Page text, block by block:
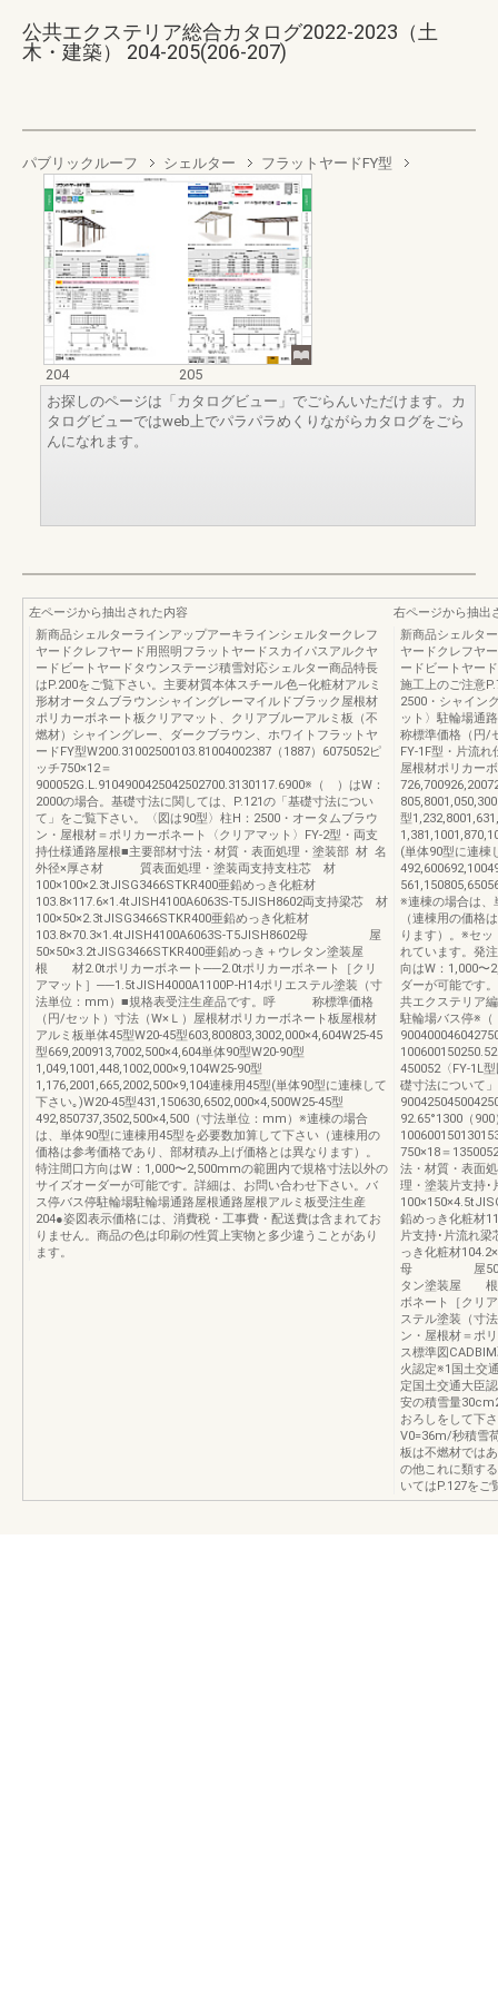
公共エクステリア総合カタログ2022-2023（土
木・建築） 204-205(206-207)
パブリックルーフ シェルター フラットヤードFY型
204
205
お探しのページは「カタログビュー」でごらんいただけます。カ
タログビューではweb上でパラパラめくりながらカタログをごら
んになれます。
左ページから抽出された内容
新商品シェルターラインアップアーキラインシェルタークレフ
ヤードクレフヤード用照明フラットヤードスカイパスアルクヤ
ードビートヤードタウンステージ積雪対応シェルター商品特長
はP.200をご覧下さい。主要材質本体スチール色―化粧材アルミ
形材オータムブラウンシャイングレーマイルドブラック屋根材
ポリカーボネート板クリアマット、クリアブルーアルミ板（不
燃材）シャイングレー、ダークブラウン、ホワイトフラットヤ
ードFY型W200.31002500103.81004002387（1887）6075052ピ
ッチ750×12＝
900052G.L.9104900425042502700.3130117.6900※（ ）はW：
2000の場合。基礎寸法に関しては、P.121の「基礎寸法につい
て」をご覧下さい。〈図は90型〉柱H：2500・オータムブラウ
ン・屋根材＝ポリカーボネート〈クリアマット〉FY-2型・両支
持仕様通路屋根■主要部材寸法・材質・表面処理・塗装部 材 名
外径×厚さ材 質表面処理・塗装両支持支柱芯 材
100×100×2.3tJISG3466STKR400亜鉛めっき化粧材
103.8×117.6×1.4tJISH4100A6063S-T5JISH8602両支持梁芯 材
100×50×2.3tJISG3466STKR400亜鉛めっき化粧材
103.8×70.3×1.4tJISH4100A6063S-T5JISH8602母 屋
50×50×3.2tJISG3466STKR400亜鉛めっき＋ウレタン塗装屋
根 材2.0tポリカーボネート──2.0tポリカーボネート［クリ
アマット］──1.5tJISH4000A1100P-H14ポリエステル塗装（寸
法単位：mm）■規格表受注生産品です。呼 称標準価格
（円/セット）寸法（W×Ｌ）屋根材ポリカーボネート板屋根材
アルミ板単体45型W20-45型603,800803,3002,000×4,604W25-45
型669,200913,7002,500×4,604単体90型W20-90型
1,049,1001,448,1002,000×9,104W25-90型
1,176,2001,665,2002,500×9,104連棟用45型(単体90型に連棟して
下さい｡)W20-45型431,150630,6502,000×4,500W25-45型
492,850737,3502,500×4,500（寸法単位：mm）※連棟の場合
は、単体90型に連棟用45型を必要数加算して下さい（連棟用の
価格は参考価格であり、部材積み上げ価格とは異なります）。
特注間口方向はW：1,000〜2,500mmの範囲内で規格寸法以外の
サイズオーダーが可能です。詳細は、お問い合わせ下さい。バ
ス停バス停駐輪場駐輪場通路屋根通路屋根アルミ板受注生産
204●姿図表示価格には、消費税・工事費・配送費は含まれてお
りません。商品の色は印刷の性質上実物と多少違うことがあり
ます。
右ページから抽出
新商品シェルタ
ヤードクレフヤ
ードビートヤー
施工上のご注意
2500・シャイン
ット〉駐輪場
称標準価格（円/
FY-1F型・片流
屋根材ポリカー
型
(単体90型に連棟
※連棟の場合は、
（連棟用の価格
ります）。※セッ
れています。発
向はW：1,000〜
ダーが可能です
共エクステリア
駐輪場バス停※
450052〈FY-1L
礎寸法について
92.65°1300（
750×18＝
法・材質・表
理・塗装片支持
鉛めっき化粧材
片支持･片流れ
っき化粧材
母 屋
タン塗装屋 根
ボネート［クリ
ステル塗装（寸
ン・屋根材＝ポ
ス標準図
火認定※1国土交
定国土交通大臣
安の積雪量
おろしをして下
V0=36m/秒積雪
板は不燃材では
の他これに類す
いてはP.127をご